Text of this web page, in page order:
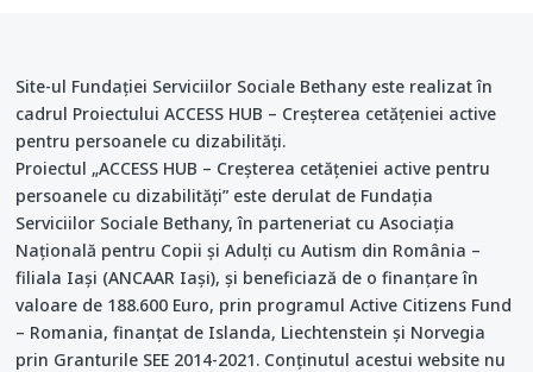
Site-ul Fundației Serviciilor Sociale Bethany este realizat în
cadrul Proiectului ACCESS HUB – Creşterea cetăţeniei active
pentru persoanele cu dizabilităţi.
Proiectul „ACCESS HUB – Creșterea cetățeniei active pentru
persoanele cu dizabilități” este derulat de Fundația
Serviciilor Sociale Bethany, în parteneriat cu Asociația
Națională pentru Copii și Adulți cu Autism din România –
filiala Iași (ANCAAR Iași), și beneficiază de o finanțare în
valoare de 188.600 Euro, prin programul Active Citizens Fund
– Romania, finanțat de Islanda, Liechtenstein și Norvegia
prin Granturile SEE 2014-2021. Conținutul acestui website nu